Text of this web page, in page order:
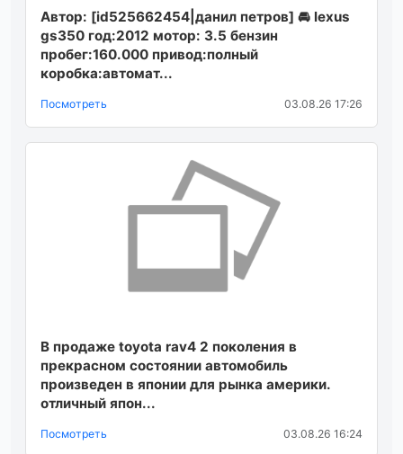
Автор: [id525662454|данил петров] 🚘 lexus
gs350 год:2012 мотор: 3.5 бензин
пробег:160.000 привод:полный
коробка:автомат...
Посмотреть 03.08.26 17:26
В продаже toyota rav4 2 поколения в
прекрасном состоянии автомобиль
произведен в японии для рынка америки.
отличный япон...
Посмотреть 03.08.26 16:24